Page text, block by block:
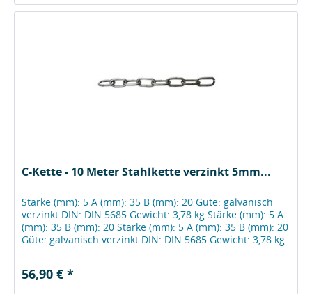
C-Kette - 10 Meter Stahlkette verzinkt 5mm...
Stärke (mm): 5 A (mm): 35 B (mm): 20 Güte: galvanisch
verzinkt DIN: DIN 5685 Gewicht: 3,78 kg Stärke (mm): 5 A
(mm): 35 B (mm): 20 Stärke (mm): 5 A (mm): 35 B (mm): 20
Güte: galvanisch verzinkt DIN: DIN 5685 Gewicht: 3,78 kg
56,90 € *